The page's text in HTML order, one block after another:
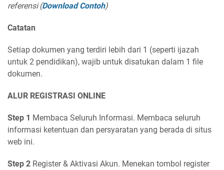
referensi (Download Contoh)
Catatan
Setiap dokumen yang terdiri lebih dari 1 (seperti ijazah
untuk 2 pendidikan), wajib untuk disatukan dalam 1 file
dokumen.
ALUR REGISTRASI ONLINE
Step 1 Membaca Seluruh Informasi. Membaca seluruh
informasi ketentuan dan persyaratan yang berada di situs
web ini.
Step 2 Register & Aktivasi Akun. Menekan tombol register